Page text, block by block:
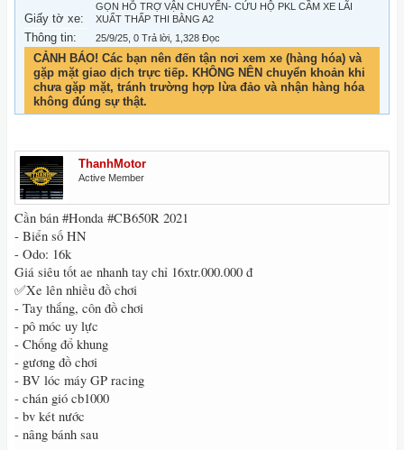
Giấy tờ xe:
GỌN HỖ TRỢ VẬN CHUYỂN- CỨU HỘ PKL CẦM XE LÃI
XUẤT THẤP THI BẰNG A2
Thông tin: 25/9/25 , 0 Trả lời, 1,328 Đọc
CẢNH BÁO! Các bạn nên đến tận nơi xem xe (hàng hóa) và
gặp mặt giao dịch trực tiếp. KHÔNG NÊN chuyển khoản khi
chưa gặp mặt, tránh trường hợp lừa đảo và nhận hàng hóa
không đúng sự thật.
ThanhMotor
Active Member
Cần bán #Honda #CB650R 2021
- Biển số HN
- Odo: 16k
Giá siêu tốt ae nhanh tay chỉ 16xtr.000.000 đ
✅Xe lên nhiều đồ chơi
- Tay thắng, côn đồ chơi
- pô móc uy lực
- Chống đổ khung
- gương đồ chơi
- BV lóc máy GP racing
- chán gió cb1000
- bv két nước
- nâng bánh sau